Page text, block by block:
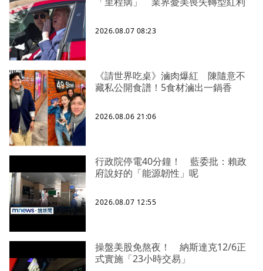
2026.08.07 08:23
《請世界吃桌》滷肉爆紅 陳隨意不
藏私公開食譜！5食材滷出一鍋香
2026.08.06 21:06
行政院停電40分鐘！ 藍委批：賴政
府說好的「能源韌性」呢
2026.08.07 12:55
操盤美股免熬夜！ 納斯達克12/6正
式實施「23小時交易」